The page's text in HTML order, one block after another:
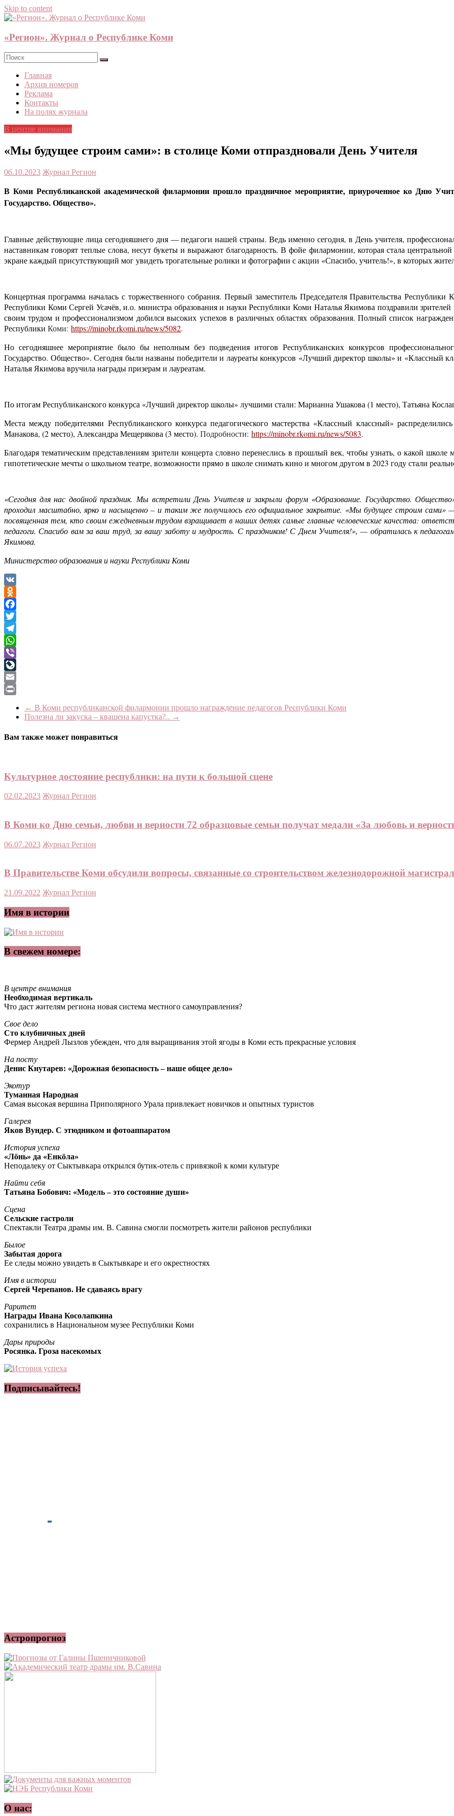
Skip to content
«Регион». Журнал о Республике Коми
Главная
Архив номеров
Реклама
Контакты
На полях журнала
В центре внимания
«Мы будущее строим сами»: в столице Коми отпраздновали День Учителя
06.10.2023 Журнал Регион
В Коми Республиканской академической филармонии прошло праздничное мероприятие, приуроченное ко Дню
Государство. Общество».
Главные действующие лица сегодняшнего дня — педагоги нашей страны. Ведь именно сегодня, в День учителя,
наставникам говорят теплые слова, несут букеты и выражают благодарность. В фойе филармонии, которая стала
экране каждый присутствующий мог увидеть трогательные ролики и фотографии с акции «Спасибо, учитель!», в которых
Концертная программа началась с торжественного собрания. Первый заместитель Председателя Правительства
Республики Коми Сергей Усачёв, и.о. министра образования и науки Республики Коми Наталья Якимова поздравили
своим трудом и профессионализмом добился высоких успехов в различных областях образования. Полный список
Республики Коми: https://minobr.rkomi.ru/news/5082.
Но сегодняшнее мероприятие было бы неполным без подведения итогов Республиканских конкурсов
Государство. Общество». Сегодня были названы победители и лауреаты конкурсов «Лучший директор школы» и «Классный
Наталья Якимова вручила награды призерам и лауреатам.
По итогам Республиканского конкурса «Лучший директор школы» лучшими стали: Марианна Ушакова (1 место), Татьяна
Места между победителями Республиканского конкурса педагогического мастерства «Классный классный»
Манакова, (2 место), Александра Мещерякова (3 место). Подробности: https://minobr.rkomi.ru/news/5083.
Благодаря тематическим представлениям зрители концерта словно перенеслись в прошлый век, чтобы узнать, о какой
гипотетические мечты о школьном театре, возможности прямо в школе снимать кино и многом другом в 2023 году стали
«Сегодня для нас двойной праздник. Мы встретили День Учителя и закрыли форум «Образование. Государство.
проходил масштабно, ярко и насыщенно – и таким же получилось его официальное закрытие. «Мы будущее строим сами»
посвященная тем, кто своим ежедневным трудом взращивает в наших детях самые главные человеческие качества:
педагоги. Спасибо вам за ваш труд, за вашу заботу и мудрость. С праздником! С Днем Учителя!», — обратилась к
Якимова.
Министерство образования и науки Республики Коми
VK
Odnoklassniki
Facebook
Twitter
Telegram
WhatsApp
Viber
LiveJournal
Email
← В Коми республиканской филармонии прошло награждение педагогов Республики Коми
Полезна ли закуска – квашена капустка?.. →
Вам также может понравиться
Культурное достояние республики: на пути к большой сцене
02.02.2023 Журнал Регион
В Коми ко Дню семьи, любви и верности 72 образцовые семьи получат медали «За любовь и
06.07.2023 Журнал Регион
В Правительстве Коми обсудили вопросы, связанные со строительством железнодорожной
21.09.2022 Журнал Регион
Имя в истории
В свежем номере:
В центре внимания
Необходимая вертикаль
Что даст жителям региона новая система местного самоуправления?
Свое дело
Сто клубничных дней
Фермер Андрей Лызлов убежден, что для выращивания этой ягоды в Коми есть прекрасные условия
На посту
Денис Кнутарев: «Дорожная безопасность – наше общее дело»
Экотур
Туманная Народная
Самая высокая вершина Приполярного Урала привлекает новичков и опытных туристов
Галерея
Яков Вундер. С этюдником и фотоаппаратом
История успеха
«Лöнь» да «Енкöла»
Неподалеку от Сыктывкара открылся бутик-отель с привязкой к коми культуре
Найти себя
Татьяна Бобович: «Модель – это состояние души»
Сцена
Сельские гастроли
Спектакли Театра драмы им. В. Савина смогли посмотреть жители районов республики
Былое
Забытая дорога
Ее следы можно увидеть в Сыктывкаре и его окрестностях
Имя в истории
Сергей Черепанов. Не сдаваясь врагу
Раритет
Награды Ивана Косолапкина
сохранились в Национальном музее Республики Коми
Дары природы
Росянка. Гроза насекомых
Подписывайтесь!
Астропрогноз
О нас: